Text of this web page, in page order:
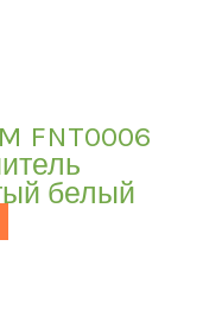
FNT0006
белый